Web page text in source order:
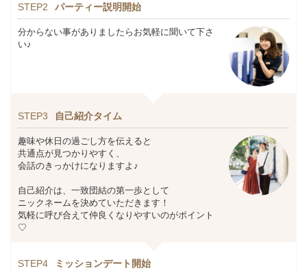
STEP2 パーティー説明開始
分からない事がありましたらお気軽に聞いて下さ
い♪
STEP3 自己紹介タイム
趣味や休日の過ごし方を伝えると
共通点が見つかりやすく、
会話のきっかけになりますよ♪
自己紹介は、一致団結の第一歩として
ニックネームを決めていただきます！
気軽に呼び合えて仲良くなりやすいのがポイント
♡
STEP4 ミッションデート開始